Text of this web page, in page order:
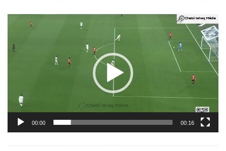
Lecteur
00:00 00:16